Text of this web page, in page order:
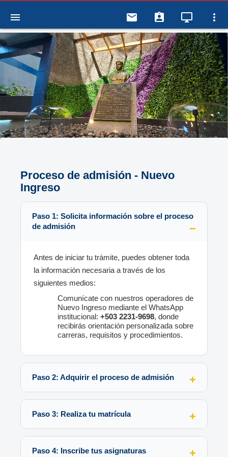
menu email assignment_ind desktop_windows more_vert
Proceso de admisión - Nuevo
Ingreso
Paso 1: Solicita información sobre el proceso
de admisión
Antes de iniciar tu trámite, puedes obtener toda
la información necesaria a través de los
siguientes medios:
Comunícate con nuestros operadores de
Nuevo Ingreso mediante el WhatsApp
institucional: +503 2231-9698, donde
recibirás orientación personalizada sobre
carreras, requisitos y procedimientos.
Paso 2: Adquirir el proceso de admisión
Paso 3: Realiza tu matrícula
Paso 4: Inscribe tus asignaturas